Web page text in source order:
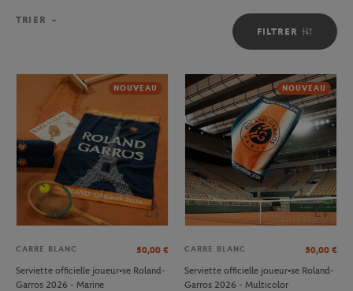
FILTRER
TRIER
NOUVEAU
CARRE BLANC 50,00 €
Serviette officielle joueur•se Roland-
Garros 2026 - Marine
NOUVEAU
CARRE BLANC 50,00 €
Serviette officielle joueur•se Roland-
Garros 2026 - Multicolor